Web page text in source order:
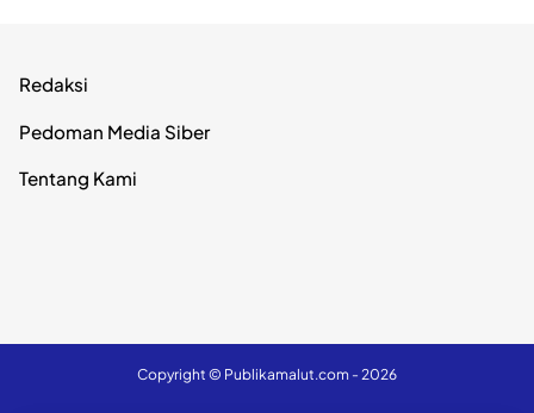
Redaksi
Pedoman Media Siber
Tentang Kami
Copyright © Publikamalut.com - 2026